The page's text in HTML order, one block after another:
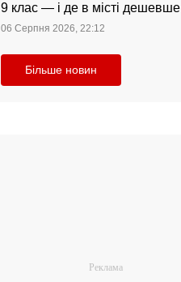
9 клас — і де в місті дешевше
06 Серпня 2026, 22:12
Більше новин